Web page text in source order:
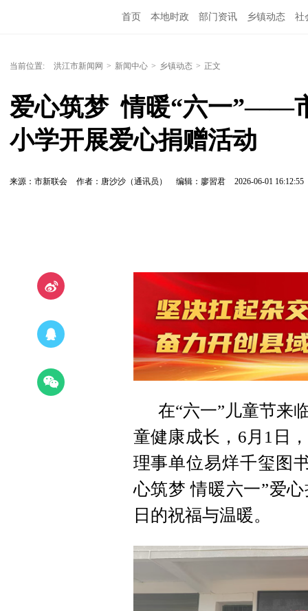
首页 本地时政 部门资讯 乡镇动态 社
当前位置: 洪江市新闻网 > 新闻中心 > 乡镇动态 > 正文
爱心筑梦  情暖“六一”——
小学开展爱心捐赠活动
来源：市新联会 作者：唐沙沙（通讯员） 编辑：廖習君 2026-06-01 16:12:55
在“六一”儿童节来
童健康成长，6月1日
理事单位易烊千玺图
心筑梦 情暖六一”爱
日的祝福与温暖。